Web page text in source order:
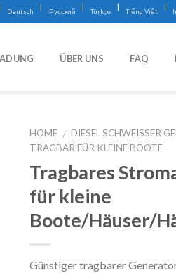
Deutsch | Русский | Türkçe | Tiếng Việt |
ÜBER UNS FAQ
HOME / DIESEL SCHWEISSER
RAGBAR FÜR KLEINE BOOTE
Tragbares
für kleine
Boote/Häuser/
Günstiger tragbarer